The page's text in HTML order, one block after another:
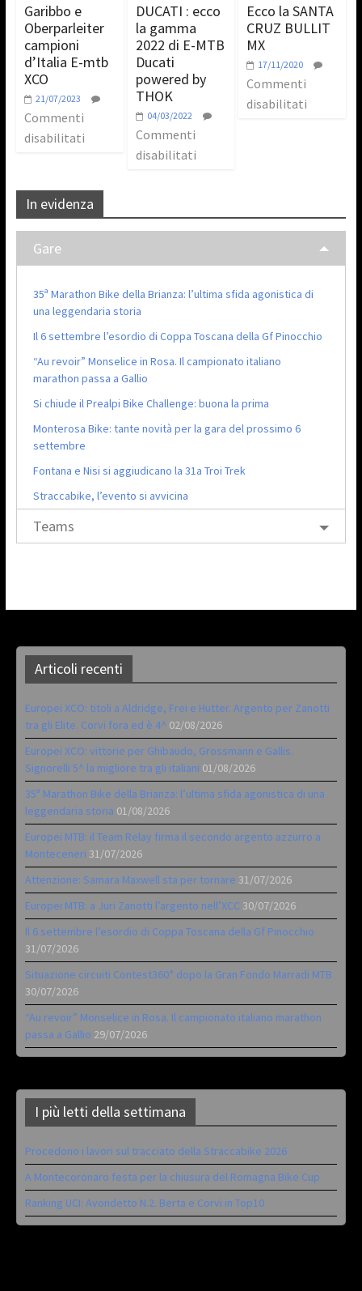
Garibbo e
Oberparleiter
campioni
d’Italia E-mtb
XCO
21/07/2023
Commenti
disabilitati
DUCATI : ecco
la gamma
2022 di E-MTB
Ducati
powered by
THOK
04/03/2022
Commenti
disabilitati
Ecco la SANTA
CRUZ BULLIT
MX
17/11/2020
Commenti
disabilitati
In evidenza
Gare
35ª Marathon Bike della Brianza: l’ultima sfida agonistica di
una leggendaria storia
Il 6 settembre l’esordio di Coppa Toscana della Gf Pinocchio
“Au revoir” Monselice in Rosa. Il campionato italiano
marathon passa a Gallio
Si chiude il Prealpi Bike Challenge: buona la prima
Monterosa Bike: tante novità per la gara del prossimo 6
settembre
Fontana e Nisi si aggiudicano la 31a Troi Trek
Straccabike, l’evento si avvicina
Teams
Articoli recenti
Europei XCO: titoli a Aldridge, Frei e Hutter. Argento per Zanotti
tra gli Elite. Corvi fora ed è 4^ 02/08/2026
Europei XCO: vittorie per Ghibaudo, Grossmann e Gallis.
Signorelli 5^ la migliore tra gli italiani 01/08/2026
35ª Marathon Bike della Brianza: l’ultima sfida agonistica di una
leggendaria storia 01/08/2026
Europei MTB: il Team Relay firma il secondo argento azzurro a
Monteceneri 31/07/2026
Attenzione: Samara Maxwell sta per tornare 31/07/2026
Europei MTB: a Juri Zanotti l’argento nell’XCC 30/07/2026
Il 6 settembre l’esordio di Coppa Toscana della Gf Pinocchio
31/07/2026
Situazione circuiti Contest360° dopo la Gran Fondo Marradi MTB
30/07/2026
“Au revoir” Monselice in Rosa. Il campionato italiano marathon
passa a Gallio 29/07/2026
I più letti della settimana
Procedono i lavori sul tracciato della Straccabike 2026
A Montecoronaro festa per la chiusura del Romagna Bike Cup
Ranking UCI: Avondetto N.2. Berta e Corvi in Top10